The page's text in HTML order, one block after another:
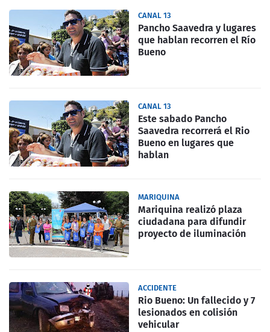
CANAL 13
Pancho Saavedra y lugares
que hablan recorren el Río
Bueno
CANAL 13
Este sabado Pancho
Saavedra recorrerá el Rio
Bueno en lugares que
hablan
MARIQUINA
Mariquina realizó plaza
ciudadana para difundir
proyecto de iluminación
ACCIDENTE
Rio Bueno: Un fallecido y 7
lesionados en colisión
vehicular